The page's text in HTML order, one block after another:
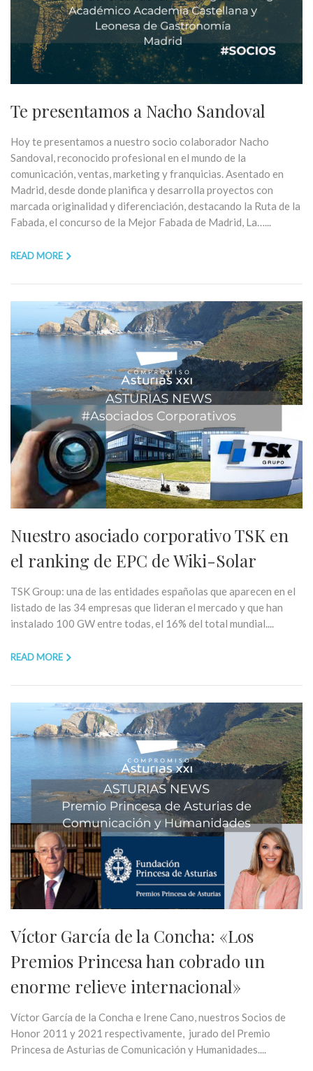
Te presentamos a Nacho Sandoval
Hoy te presentamos a nuestro socio colaborador Nacho
Sandoval, reconocido profesional en el mundo de la
comunicación, ventas, marketing y franquicias. Asentado en
Madrid, desde donde planifica y desarrolla proyectos con
marcada originalidad y diferenciación, destacando la Ruta de la
Fabada, el concurso de la Mejor Fabada de Madrid, La…...
READ MORE
Nuestro asociado corporativo TSK en
el ranking de EPC de Wiki-Solar
TSK Group: una de las entidades españolas que aparecen en el
listado de las 34 empresas que lideran el mercado y que han
instalado 100 GW entre todas, el 16% del total mundial....
READ MORE
Víctor García de la Concha: «Los
Premios Princesa han cobrado un
enorme relieve internacional»
Víctor García de la Concha e Irene Cano, nuestros Socios de
Honor 2011 y 2021 respectivamente, jurado del Premio
Princesa de Asturias de Comunicación y Humanidades....